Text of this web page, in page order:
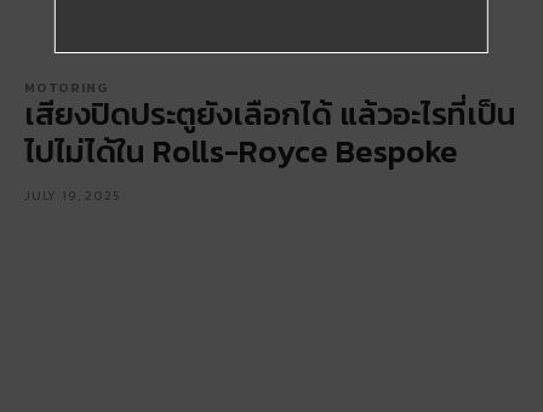
MOTORING
เสียงปิดประตูยังเลือกได้ แล้วอะไรที่เป็น
ไปไม่ได้ใน Rolls-Royce Bespoke
JULY 19, 2025